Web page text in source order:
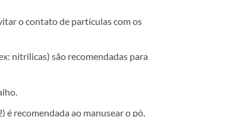
o contato de partículas com os
nitrílicas) são recomendadas para
recomendada ao manusear o pó,